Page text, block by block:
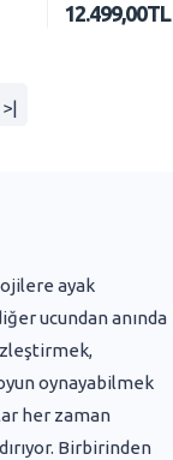
12.499,00TL
>|
ayak
ucundan anında
oynayabilmek
her zaman
Birbirinden